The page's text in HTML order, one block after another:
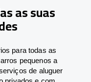
as suas
para todas as
pequenos a
de aluguer